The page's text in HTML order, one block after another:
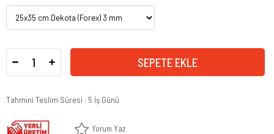
Tahmini Teslim Süresi : 5 İş Günü
Yorum Yaz